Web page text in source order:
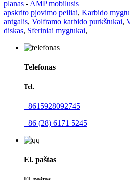
planas - AMP mobilusis
apskrito pjovimo peiliai, Karbido
antgalis, Volframo karbido purkštukai,
diskas, Sferiniai mygtukai,
Telefonas
Tel.
+8615928092745
+86 (28) 6171 5245
El. paštas